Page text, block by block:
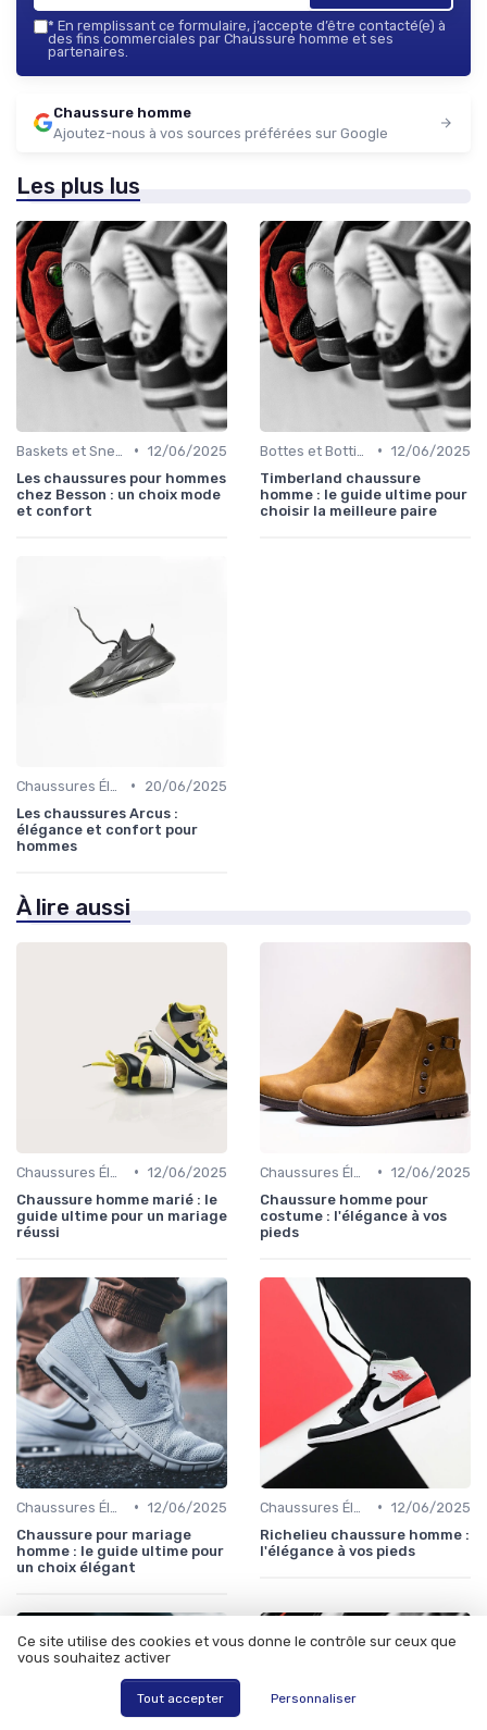
* En remplissant ce formulaire, j’accepte d’être contacté(e) à
des fins commerciales par Chaussure homme et ses
partenaires.
Chaussure homme
Ajoutez-nous à vos sources préférées sur Google
Les plus lus
• 12/06/2025
Les chaussures pour hommes
chez Besson : un choix mode
et confort
• 12/06/2025
Timberland chaussure
homme : le guide ultime pour
choisir la meilleure paire
•
20/06/2025
Les chaussures Arcus :
élégance et confort pour
hommes
À lire aussi
• 12/06/2025
Chaussure homme marié : le
guide ultime pour un mariage
réussi
• 12/06/2025
Chaussure homme pour
costume : l'élégance à vos
pieds
• 12/06/2025
Chaussure pour mariage
homme : le guide ultime pour
un choix élégant
• 12/06/2025
Richelieu chaussure homme :
l'élégance à vos pieds
Ce site utilise des cookies et vous donne le contrôle sur ceux que
vous souhaitez activer
Tout accepter Personnaliser